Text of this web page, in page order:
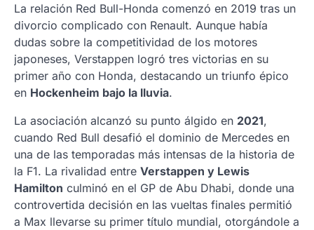
La relación Red Bull-Honda comenzó en 2019 tras un
divorcio complicado con Renault. Aunque había
dudas sobre la competitividad de los motores
japoneses, Verstappen logró tres victorias en su
primer año con Honda, destacando un triunfo épico
en Hockenheim bajo la lluvia.
La asociación alcanzó su punto álgido en 2021,
cuando Red Bull desafió el dominio de Mercedes en
una de las temporadas más intensas de la historia de
la F1. La rivalidad entre Verstappen y Lewis
Hamilton culminó en el GP de Abu Dhabi, donde una
controvertida decisión en las vueltas finales permitió
a Max llevarse su primer título mundial, otorgándole a